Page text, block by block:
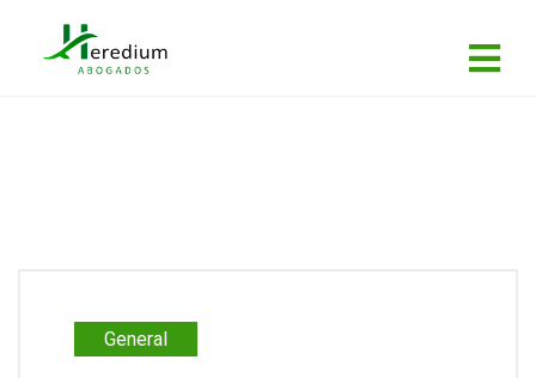
General